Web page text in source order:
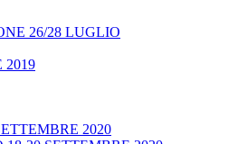
26/28 LUGLIO
2019
2020